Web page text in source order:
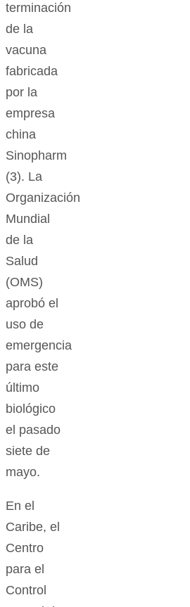
terminación
de la
vacuna
fabricada
por la
empresa
china
Sinopharm
(3). La
Organización
Mundial
de la
Salud
(OMS)
aprobó el
uso de
emergencia
para este
último
biológico
el pasado
siete de
mayo.
En el
Caribe, el
Centro
para el
Control